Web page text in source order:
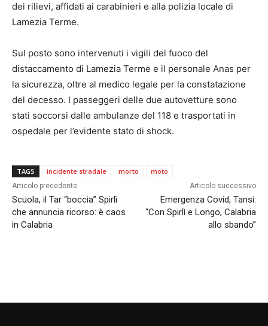
dei rilievi, affidati ai carabinieri e alla polizia locale di
Lamezia Terme.
Sul posto sono intervenuti i vigili del fuoco del
distaccamento di Lamezia Terme e il personale Anas per
la sicurezza, oltre al medico legale per la constatazione
del decesso. I passeggeri delle due autovetture sono
stati soccorsi dalle ambulanze del 118 e trasportati in
ospedale per l’evidente stato di shock.
TAGS incidente stradale morto moto
Articolo precedente
Scuola, il Tar “boccia” Spirlì
che annuncia ricorso: è caos
in Calabria
Articolo successivo
Emergenza Covid, Tansi:
“Con Spirlì e Longo, Calabria
allo sbando”